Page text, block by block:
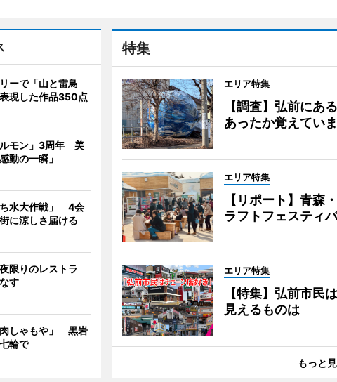
特集
エリア特集
【調査】弘前にあ
あったか覚えてい
エリア特集
【リポート】青森
ラフトフェスティ
エリア特集
【特集】弘前市
見えるものは
もっと
ーで「山と雷鳥
現した作品350点
モン」3周年 美
動の一瞬」
水大作戦」 4会
に涼しさ届ける
限りのレストラ
す
しゃもや」 黒岩
輪で